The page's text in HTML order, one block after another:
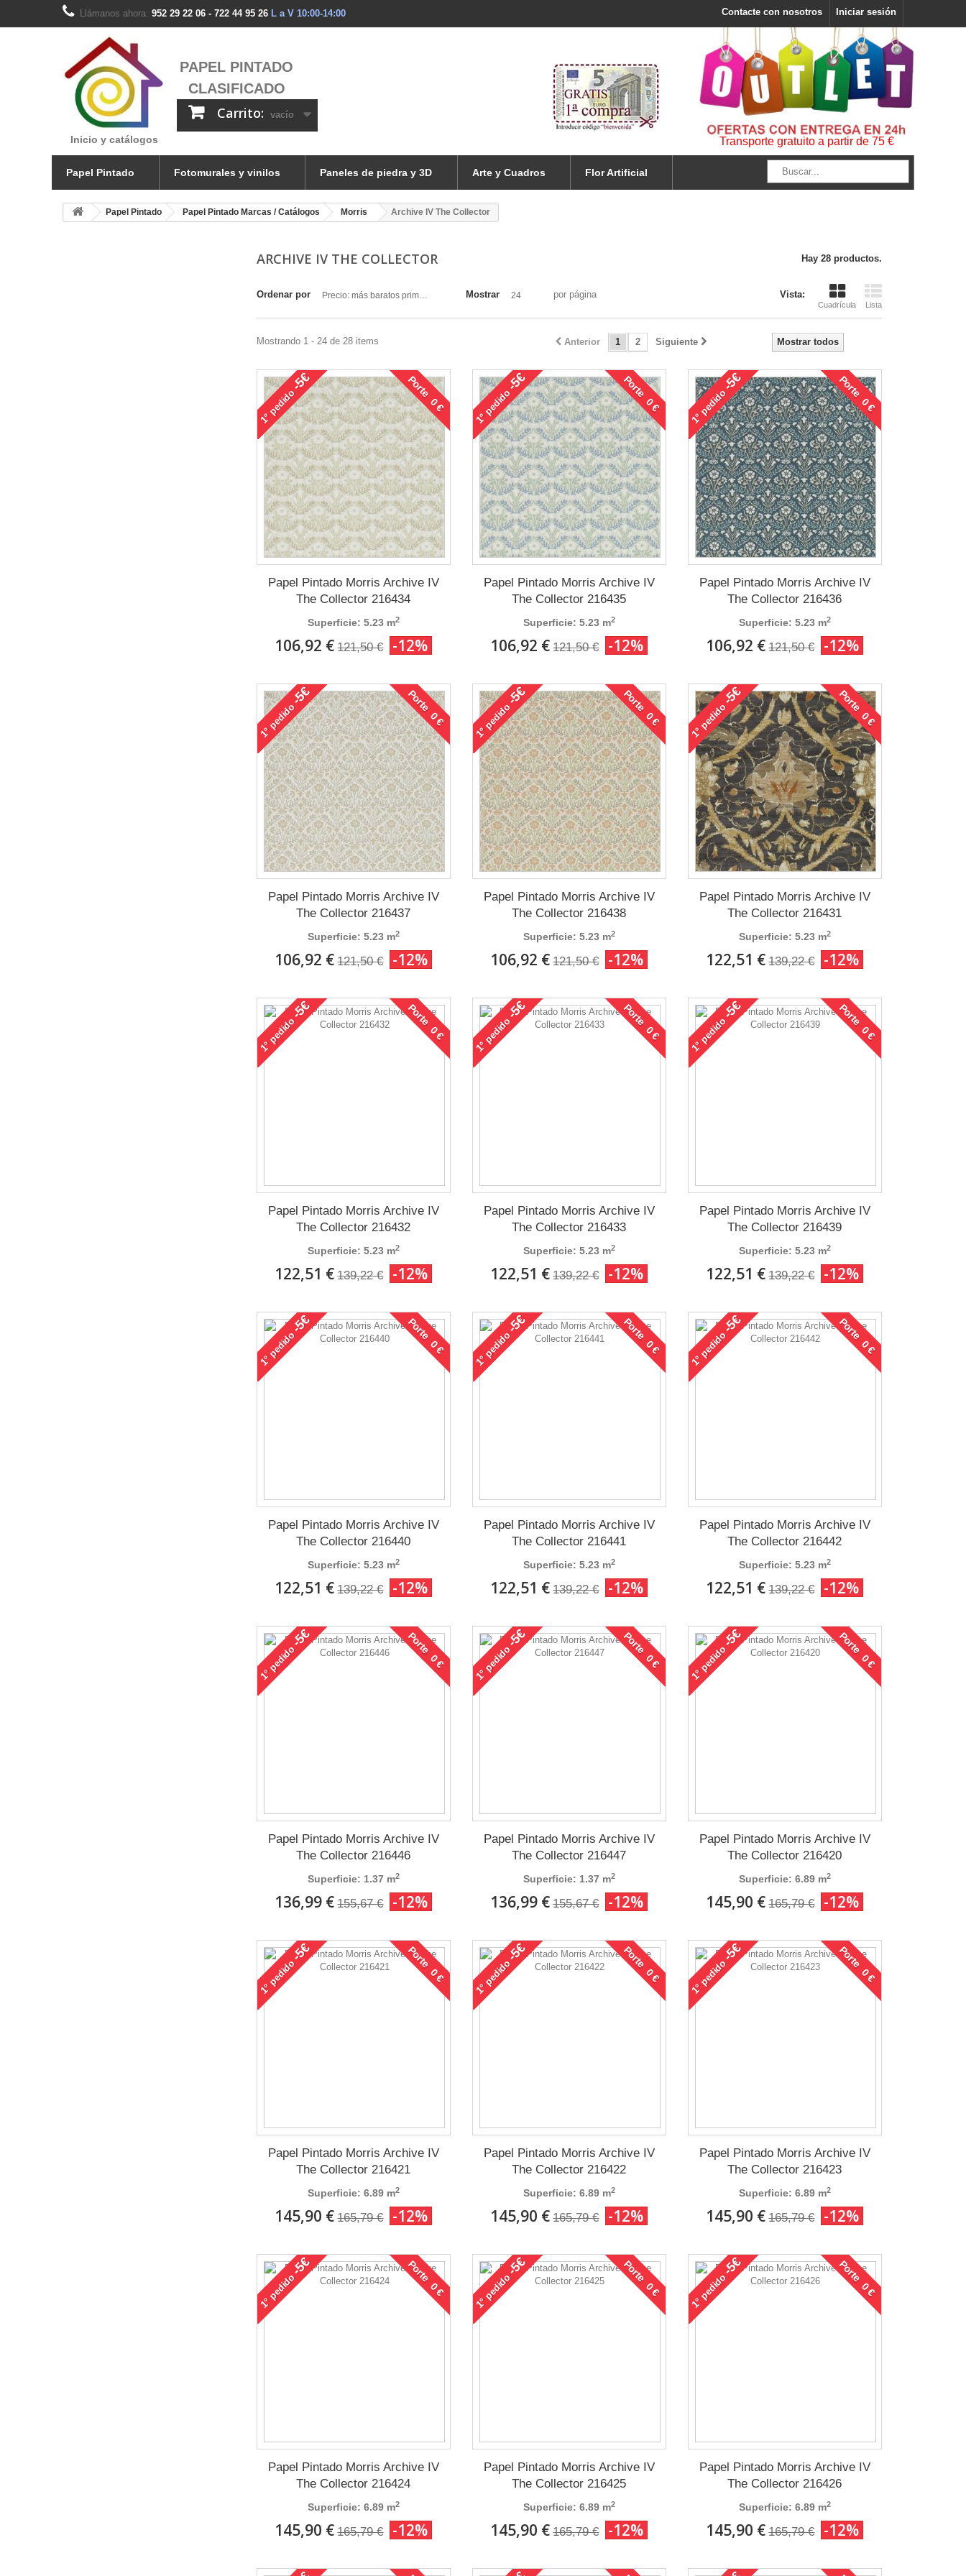
Iniciar sesión
Contacte con nosotros
Llámanos ahora: 952 29 22 06 - 722 44 95 26 L a V 10:00-14:00
Inicio y catálogos
PAPEL PINTADO
CLASIFICADO
Transporte gratuito a partir de 75 €
Carrito: vacío
Papel Pintado Fotomurales y vinilos Paneles de piedra y 3D Arte y Cuadros Flor Artificial
Papel Pintado Papel Pintado Marcas / Catálogos Morris Archive IV The Collector
ARCHIVE IV THE COLLECTOR Hay 28 productos.
Vista:
Cuadrícula Lista
Ordenar por Precio: más baratos primero Mostrar 24 por página
Mostrar todos
Anterior 1 2 Siguiente
Mostrando 1 - 24 de 28 items
1°
pedido
-5€ Porte 0 €
Papel Pintado Morris Archive IV
The Collector 216434
Superficie: 5.23 m2
106,92 € 121,50 € -12%
1°
pedido
-5€ Porte 0 €
Papel Pintado Morris Archive IV
The Collector 216435
Superficie: 5.23 m2
106,92 € 121,50 € -12%
1°
pedido
-5€ Porte 0 €
Papel Pintado Morris Archive IV
The Collector 216436
Superficie: 5.23 m2
106,92 € 121,50 € -12%
1°
pedido
-5€ Porte 0 €
Papel Pintado Morris Archive IV
The Collector 216437
Superficie: 5.23 m2
106,92 € 121,50 € -12%
1°
pedido
-5€ Porte 0 €
Papel Pintado Morris Archive IV
The Collector 216438
Superficie: 5.23 m2
106,92 € 121,50 € -12%
1°
pedido
-5€ Porte 0 €
Papel Pintado Morris Archive IV
The Collector 216431
Superficie: 5.23 m2
122,51 € 139,22 € -12%
1°
pedido
-5€ Porte 0 €
Papel Pintado Morris Archive IV
The Collector 216432
Superficie: 5.23 m2
122,51 € 139,22 € -12%
1°
pedido
-5€ Porte 0 €
Papel Pintado Morris Archive IV
The Collector 216433
Superficie: 5.23 m2
122,51 € 139,22 € -12%
1°
pedido
-5€ Porte 0 €
Papel Pintado Morris Archive IV
The Collector 216439
Superficie: 5.23 m2
122,51 € 139,22 € -12%
1°
pedido
-5€ Porte 0 €
Papel Pintado Morris Archive IV
The Collector 216440
Superficie: 5.23 m2
122,51 € 139,22 € -12%
1°
pedido
-5€ Porte 0 €
Papel Pintado Morris Archive IV
The Collector 216441
Superficie: 5.23 m2
122,51 € 139,22 € -12%
1°
pedido
-5€ Porte 0 €
Papel Pintado Morris Archive IV
The Collector 216442
Superficie: 5.23 m2
122,51 € 139,22 € -12%
1°
pedido
-5€ Porte 0 €
Papel Pintado Morris Archive IV
The Collector 216446
Superficie: 1.37 m2
136,99 € 155,67 € -12%
1°
pedido
-5€ Porte 0 €
Papel Pintado Morris Archive IV
The Collector 216447
Superficie: 1.37 m2
136,99 € 155,67 € -12%
1°
pedido
-5€ Porte 0 €
Papel Pintado Morris Archive IV
The Collector 216420
Superficie: 6.89 m2
145,90 € 165,79 € -12%
1°
pedido
-5€ Porte 0 €
Papel Pintado Morris Archive IV
The Collector 216421
Superficie: 6.89 m2
145,90 € 165,79 € -12%
1°
pedido
-5€ Porte 0 €
Papel Pintado Morris Archive IV
The Collector 216422
Superficie: 6.89 m2
145,90 € 165,79 € -12%
1°
pedido
-5€ Porte 0 €
Papel Pintado Morris Archive IV
The Collector 216423
Superficie: 6.89 m2
145,90 € 165,79 € -12%
1°
pedido
-5€ Porte 0 €
Papel Pintado Morris Archive IV
The Collector 216424
Superficie: 6.89 m2
145,90 € 165,79 € -12%
1°
pedido
-5€ Porte 0 €
Papel Pintado Morris Archive IV
The Collector 216425
Superficie: 6.89 m2
145,90 € 165,79 € -12%
1°
pedido
-5€ Porte 0 €
Papel Pintado Morris Archive IV
The Collector 216426
Superficie: 6.89 m2
145,90 € 165,79 € -12%